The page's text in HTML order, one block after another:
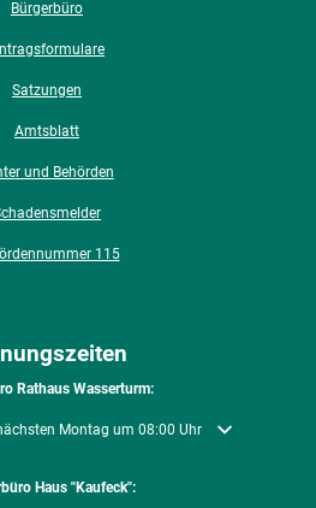
Bürgerbüro
Satzungen
Amtsblatt
und Behörden
115
Rathaus Wasserturm:
oder Schließzeiten auszublenden
Montag um 08:00 Uhr
Haus "Kaufeck":